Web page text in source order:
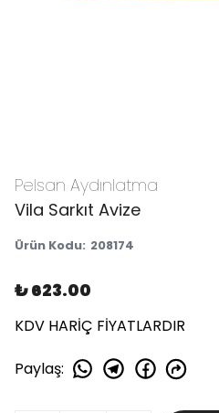
Pelsan Aydınlatma
Vila Sarkıt Avize
Ürün Kodu: 208174
₺ 623.00
KDV HARİÇ FİYATLARDIR
Paylaş: